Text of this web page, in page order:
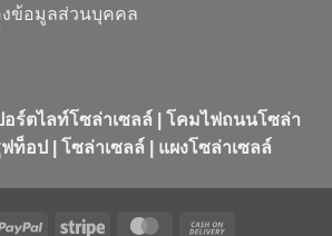
ข้อมูลส่วนบุคคล
อร์ตไลท์โซล่าเซลล์ | โคมไฟถนนโซล่า
ท็อป | โซล่าเซลล์ | แผงโซล่าเซลล์
PayPal Stripe MasterCard